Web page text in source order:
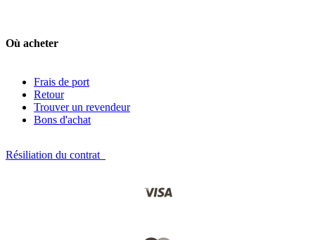
Où acheter
Frais de port
Retour
Trouver un revendeur
Bons d'achat
Résiliation du contrat